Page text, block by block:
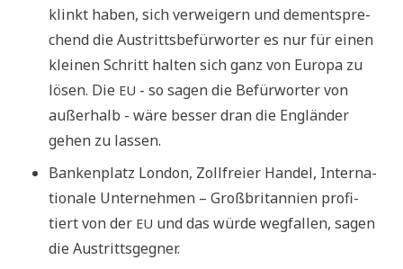
klinkt haben, sich ver­wei­gern und dem­entspre­
chend die Aus­tritts­be­für­wor­ter es nur für einen
klei­nen Schritt hal­ten sich ganz von Euro­pa zu
lösen. Die EU - so sagen die Befür­wor­ter von
außer­halb - wäre bes­ser dran die Eng­län­der
gehen zu lassen.
Ban­ken­platz Lon­don, Zoll­frei­er Han­del, Inter­na­
tio­na­le Unter­neh­men – Groß­bri­tan­ni­en pro­fi­
tiert von der EU und das wür­de weg­fal­len, sagen
die Austrittsgegner.